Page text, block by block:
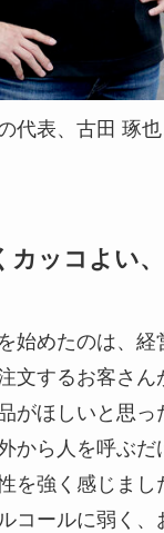
代表、古田 琢
カッコよい
始めたのは、
文するお客さん
がほしいと思っ
から人を呼ぶだ
を強く感じまし
コールに弱く、